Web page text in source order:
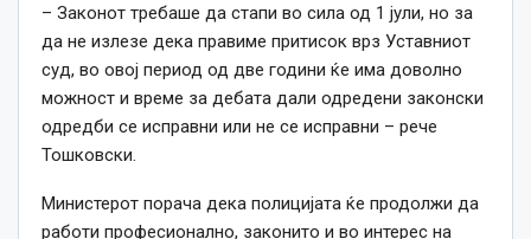
– Законот требаше да стапи во сила од 1 јули, но за
да не излезе дека правиме притисок врз Уставниот
суд, во овој период од две години ќе има доволно
можност и време за дебата дали одредени законски
одредби се исправни или не се исправни – рече
Тошковски.
Министерот порача дека полицијата ќе продолжи да
работи професионално, законито и во интерес на